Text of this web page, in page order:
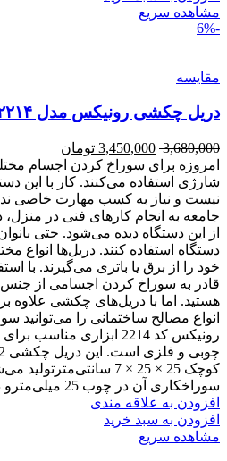
مشاهده سریع
-6%
مقایسه
دریل چکشی رونیکس مدل ۲۲۱۴
3,680,000
3,450,000 تومان
امروزه برای سوراخ کردن اجسام
شارژی استفاده می‌کنند. کار با این
نیست و نیاز به کسب مهارت خاصی
جامعه به انجام کارهای فنی در منزل،
از این دستگاه دیده می‌شود. حتی
دستگاه استفاده کنند. دریل‌ها انواع
خود را از برق یا باتری می‌گیرند. با
قادر به سوراخ کردن اجسامی از جنس
هستید. اما با دریل‌های چکشی علاوه
انواع مصالح ساختمانی را می‌توانید
رونیکس کد 2214 ابزاری
کوچک 25 × 25 × 7
سوراخکاری آن در چوب 25 میلی‌مترو در فلز 13 میلی‌متراست.
افزودن به علاقه مندی
افزودن به سبد خرید
مشاهده سریع